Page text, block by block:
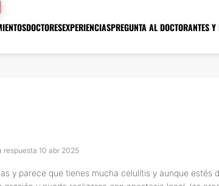
DOCTORESEXPERIENCIASPREGUNTA AL DOCTORANTES Y
respuesta 10 abr 2025
y parece que tienes mucha celulítis y aunque estés